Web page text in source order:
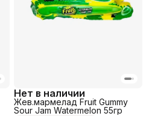
Нет в наличии
Жев.мармелад Fruit Gummy
Sour Jam Watermelon 55гр